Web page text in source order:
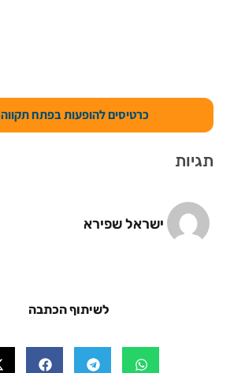
כרטיסים להופעות בפתח תקווה
תגיות
ישראל שפירא
לשיתוף הכתבה